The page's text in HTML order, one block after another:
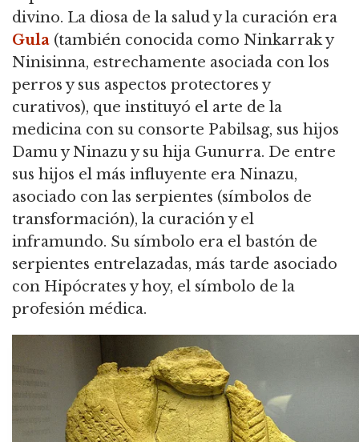
divino. La diosa de la salud y la curación era
Gula (también conocida como Ninkarrak y
Ninisinna, estrechamente asociada con los
perros y sus aspectos protectores y
curativos), que instituyó el arte de la
medicina con su consorte Pabilsag, sus hijos
Damu y Ninazu y su hija Gunurra. De entre
sus hijos el más influyente era Ninazu,
asociado con las serpientes (símbolos de
transformación), la curación y el
inframundo. Su símbolo era el bastón de
serpientes entrelazadas, más tarde asociado
con Hipócrates y hoy, el símbolo de la
profesión médica.